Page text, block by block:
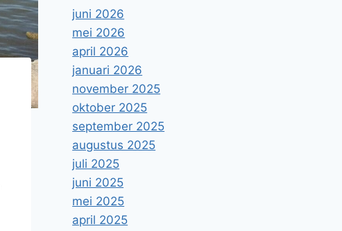
juni 2026
mei 2026
april 2026
januari 2026
november 2025
oktober 2025
september 2025
augustus 2025
juli 2025
juni 2025
mei 2025
april 2025